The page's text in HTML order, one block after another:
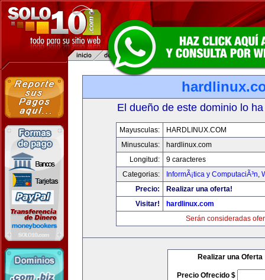
El dueño de este dominio lo
Mayusculas:
HARDLINUX.COM
Minusculas:
hardlinux.com
Longitud:
9 caracteres
Categorias:
InformÃ¡tica y ComputaciÃ³n,
Precio:
Realizar una oferta!
Visitar!
hardlinux.com
Serán consideradas
Realizar una Oferta
Precio Ofrecido $